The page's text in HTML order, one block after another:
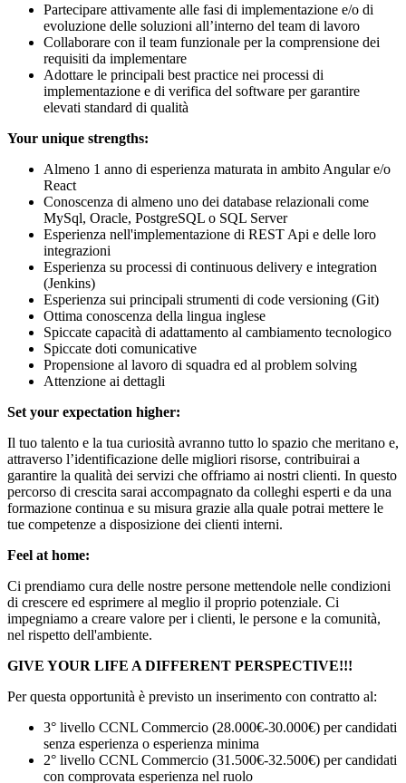
Partecipare attivamente alle fasi di implementazione e/o di
evoluzione delle soluzioni all’interno del team di lavoro
Collaborare con il team funzionale per la comprensione dei
requisiti da implementare
Adottare le principali best practice nei processi di
implementazione e di verifica del software per garantire
elevati standard di qualità
Your unique strengths:
Almeno 1 anno di esperienza maturata in ambito Angular e/o
React
Conoscenza di almeno uno dei database relazionali come
MySql, Oracle, PostgreSQL o SQL Server
Esperienza nell'implementazione di REST Api e delle loro
integrazioni
Esperienza su processi di continuous delivery e integration
(Jenkins)
Esperienza sui principali strumenti di code versioning (Git)
Ottima conoscenza della lingua inglese
Spiccate capacità di adattamento al cambiamento tecnologico
Spiccate doti comunicative
Propensione al lavoro di squadra ed al problem solving
Attenzione ai dettagli
Set your expectation higher:
Il tuo talento e la tua curiosità avranno tutto lo spazio che meritano e,
attraverso l’identificazione delle migliori risorse, contribuirai a
garantire la qualità dei servizi che offriamo ai nostri clienti. In questo
percorso di crescita sarai accompagnato da colleghi esperti e da una
formazione continua e su misura grazie alla quale potrai mettere le
tue competenze a disposizione dei clienti interni.
Feel at home:
Ci prendiamo cura delle nostre persone mettendole nelle condizioni
di crescere ed esprimere al meglio il proprio potenziale. Ci
impegniamo a creare valore per i clienti, le persone e la comunità,
nel rispetto dell'ambiente.
GIVE YOUR LIFE A DIFFERENT PERSPECTIVE!!!
Per questa opportunità è previsto un inserimento con contratto al:
3° livello CCNL Commercio (28.000€-30.000€) per candidati
senza esperienza o esperienza minima
2° livello CCNL Commercio (31.500€-32.500€) per candidati
con comprovata esperienza nel ruolo